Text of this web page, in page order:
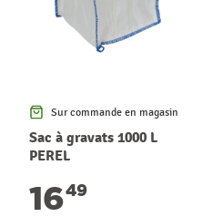
Sur commande en magasin
Sac à gravats 1000 L
PEREL
1649